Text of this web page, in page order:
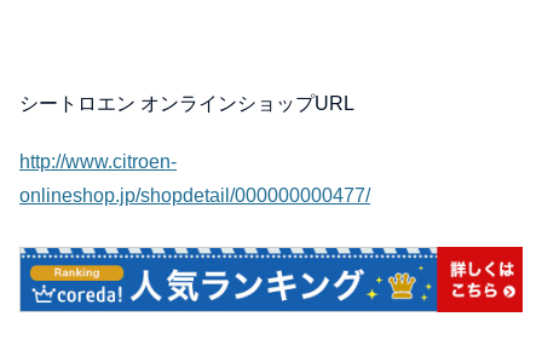
シートロエン オンラインショップURL
http://www.citroen-
onlineshop.jp/shopdetail/000000000477/